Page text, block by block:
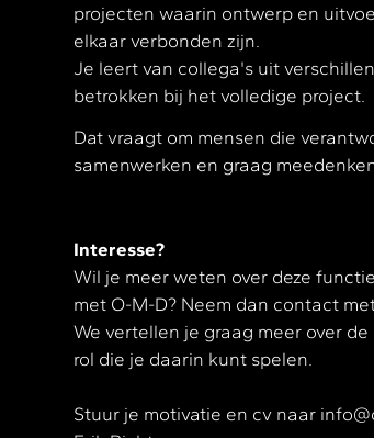
projecten waarin ontwerp en
elkaar verbonden zijn.
Je leert van collega's uit
betrokken bij het volledige project.
Dat vraagt om mensen die
samenwerken en graag
Interesse?
Wil je meer weten over deze
met O-M-D? Neem dan contact
We vertellen je graag meer over
rol die je daarin kunt spelen.
Stuur je motivatie en cv naar